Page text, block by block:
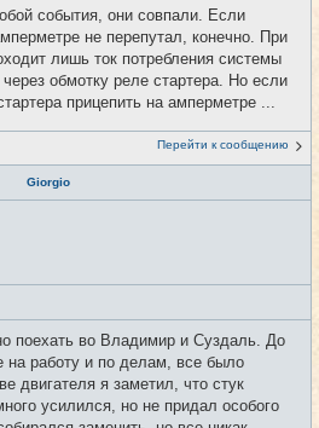
события, они совпали. Если
не перепутал, конечно. При
лишь ток потребления системы
обмотку реле стартера. Но если
прицепить на амперметре ...
Перейти к сообщению
Giorgio
поехать во Владимир и Суздаль. До
на работу и по делам, все было
двигателя я заметил, что стук
усилился, но не придал особого